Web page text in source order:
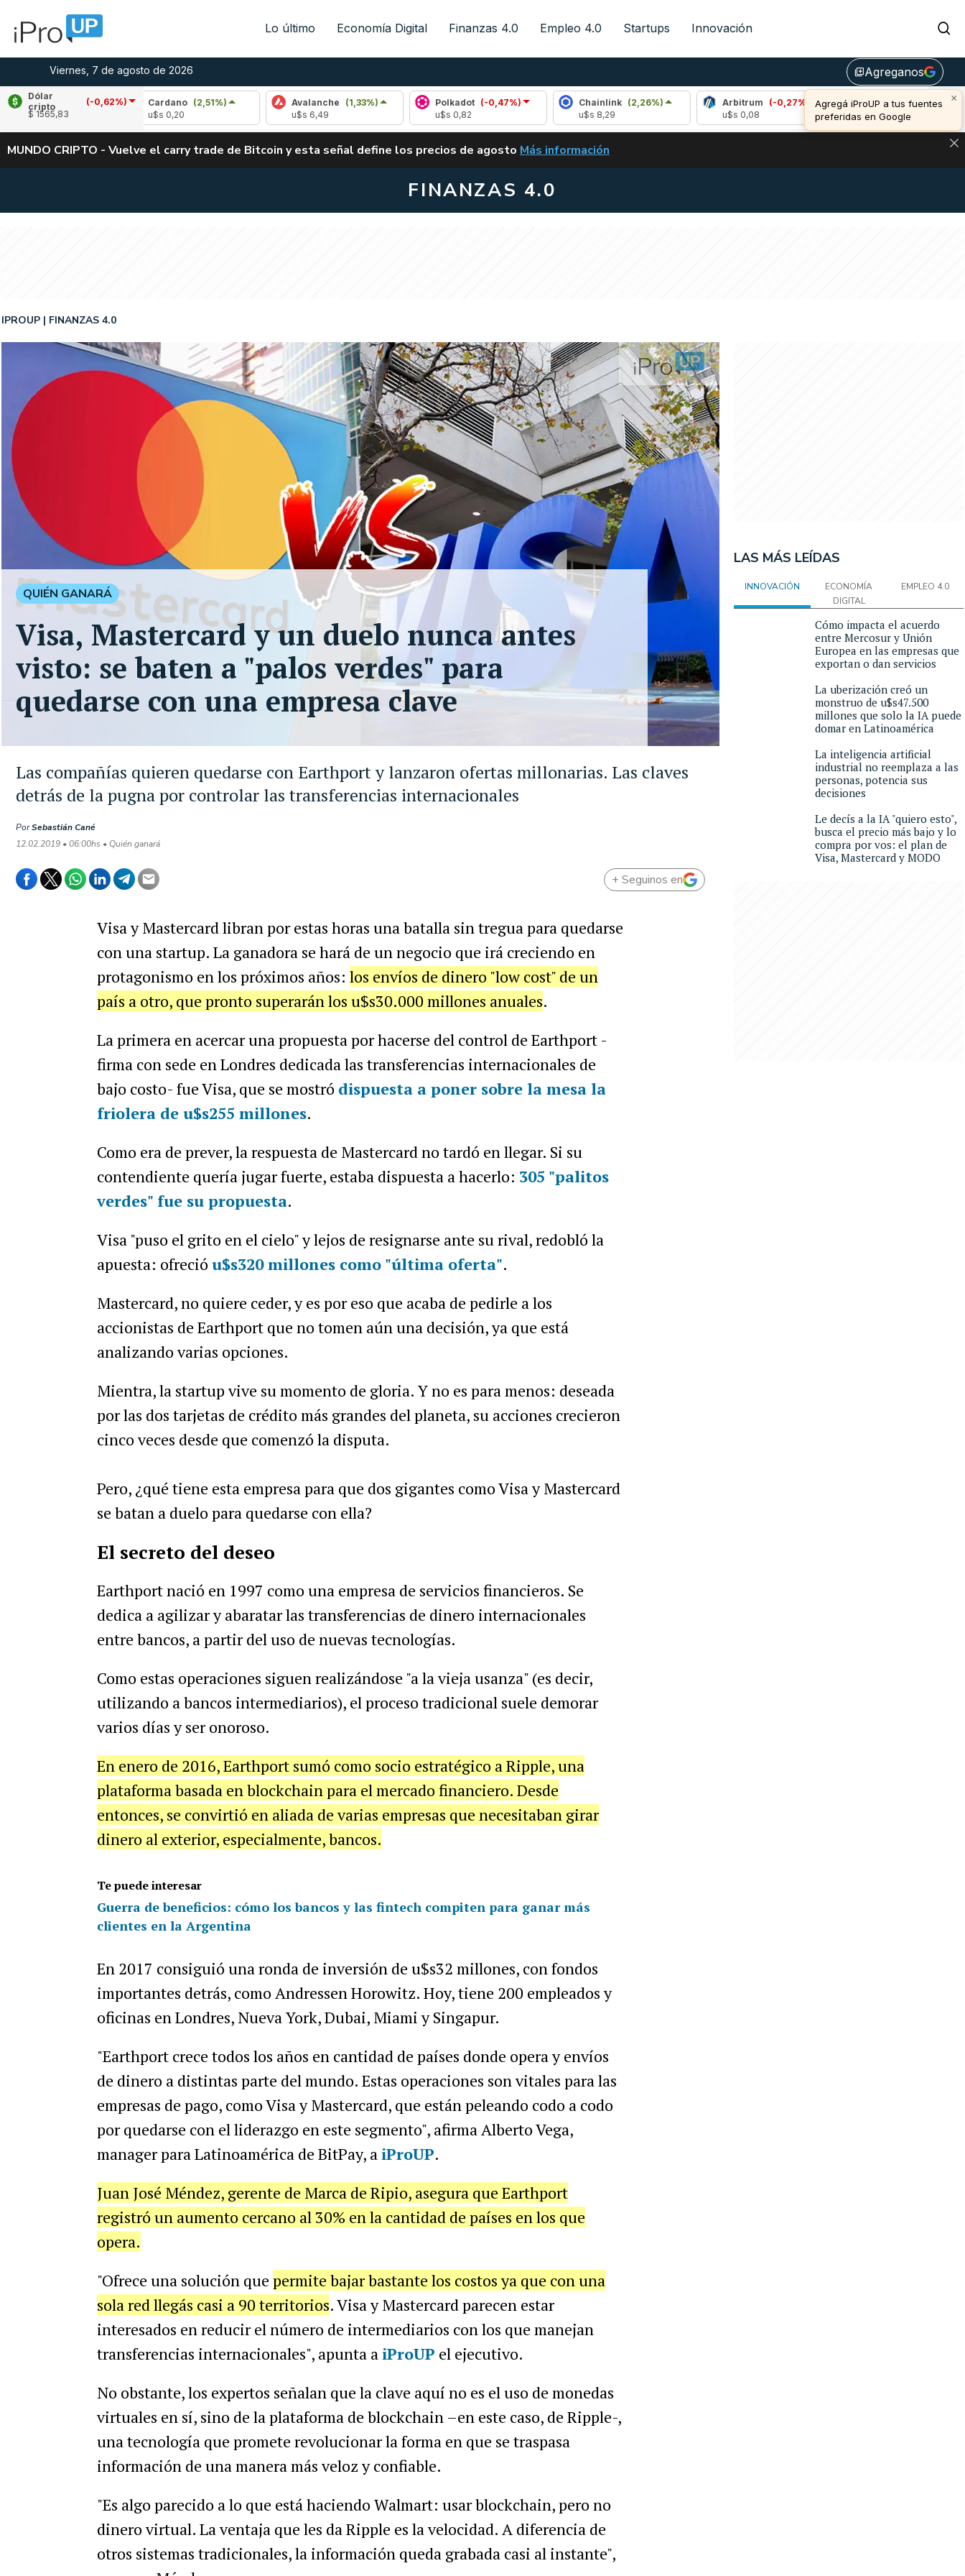
Lo último Economía Digital Finanzas 4.0 Empleo 4.0 Startups Innovación
Viernes, 7 de agosto de 2026 library_addAgreganos
×
Agregá iProUP a tus fuentes
preferidas en Google
Dólar
cripto
(-0,62%)
$ 1565,83
0,85%) Cardano
(2,51%)
Avalanche (1,33%)
Polkadot
(-0,47%)
Chainlink
(2,26%)
Arbitrum
(-0,27%)
Bitcoin (0,96%)
u$s 65.003,00
ALERTA
MUNDO CRIPTO - Vuelve el carry trade de Bitcoin y esta señal define los precios de agosto VUELVE EL CARRY TRADE DE BITCOIN Y ESTA SEÑAL DEFINE LOS PRECIOS DE
Más información
FINANZAS 4.0
Las compañías quieren quedarse con Earthport y lanzaron ofertas millonarias. Las claves
detrás de la pugna por controlar las transferencias internacionales
IPROUP FINANZAS 4.0
PorSebastián Cané
12.02.2019 • 06:00hs • Quién ganará
QUIÉN GANARÁ
Visa, Mastercard y un duelo nunca antes
visto: se baten a "palos verdes" para
quedarse con una empresa clave
+ Seguinos en
Visa y Mastercard libran por estas horas una batalla sin tregua para quedarse
con una startup. La ganadora se hará de un negocio que irá creciendo en
protagonismo en los próximos años: los envíos de dinero "low cost" de un
país a otro, que pronto superarán los u$s30.000 millones anuales.
La primera en acercar una propuesta por hacerse del control de Earthport -
firma con sede en Londres dedicada las transferencias internacionales de
bajo costo- fue Visa, que se mostró dispuesta a poner sobre la mesa la
friolera de u$s255 millones.
Como era de prever, la respuesta de Mastercard no tardó en llegar. Si su
contendiente quería jugar fuerte, estaba dispuesta a hacerlo: 305 "palitos
verdes" fue su propuesta.
Visa "puso el grito en el cielo" y lejos de resignarse ante su rival, redobló la
apuesta: ofreció u$s320 millones como "última oferta".
Mastercard, no quiere ceder, y es por eso que acaba de pedirle a los
accionistas de Earthport que no tomen aún una decisión, ya que está
analizando varias opciones.
Mientra, la startup vive su momento de gloria. Y no es para menos: deseada
por las dos tarjetas de crédito más grandes del planeta, su acciones crecieron
cinco veces desde que comenzó la disputa.
Pero, ¿qué tiene esta empresa para que dos gigantes como Visa y Mastercard
se batan a duelo para quedarse con ella?
El secreto del deseo
Earthport nació en 1997 como una empresa de servicios financieros. Se
dedica a agilizar y abaratar las transferencias de dinero internacionales
entre bancos, a partir del uso de nuevas tecnologías.
Como estas operaciones siguen realizándose "a la vieja usanza" (es decir,
utilizando a bancos intermediarios), el proceso tradicional suele demorar
varios días y ser onoroso.
En enero de 2016, Earthport sumó como socio estratégico a Ripple, una
plataforma basada en blockchain para el mercado financiero. Desde
entonces, se convirtió en aliada de varias empresas que necesitaban girar
dinero al exterior, especialmente, bancos.
Te puede interesar
Guerra de beneficios: cómo los bancos y las fintech compiten para ganar más
clientes en la Argentina
En 2017 consiguió una ronda de inversión de u$s32 millones, con fondos
importantes detrás, como Andressen Horowitz. Hoy, tiene 200 empleados y
oficinas en Londres, Nueva York, Dubai, Miami y Singapur.
"Earthport crece todos los años en cantidad de países donde opera y envíos
de dinero a distintas parte del mundo. Estas operaciones son vitales para las
empresas de pago, como Visa y Mastercard, que están peleando codo a codo
por quedarse con el liderazgo en este segmento", afirma Alberto Vega,
manager para Latinoamérica de BitPay, a iProUP.
Juan José Méndez, gerente de Marca de Ripio, asegura que Earthport
registró un aumento cercano al 30% en la cantidad de países en los que
opera.
"Ofrece una solución que permite bajar bastante los costos ya que con una
sola red llegás casi a 90 territorios. Visa y Mastercard parecen estar
interesados en reducir el número de intermediarios con los que manejan
transferencias internacionales", apunta a iProUP el ejecutivo.
No obstante, los expertos señalan que la clave aquí no es el uso de monedas
virtuales en sí, sino de la plataforma de blockchain –en este caso, de Ripple-,
una tecnología que promete revolucionar la forma en que se traspasa
información de una manera más veloz y confiable.
"Es algo parecido a lo que está haciendo Walmart: usar blockchain, pero no
dinero virtual. La ventaja que les da Ripple es la velocidad. A diferencia de
otros sistemas tradicionales, la información queda grabada casi al instante",
LAS MÁS LEÍDAS
INNOVACIÓN
ECONOMÍA
DIGITAL
EMPLEO 4.0
Cómo impacta el acuerdo
entre Mercosur y Unión
Europea en las empresas que
exportan o dan servicios
La uberización creó un
monstruo de u$s47.500
millones que solo la IA puede
domar en Latinoamérica
La inteligencia artificial
industrial no reemplaza a las
personas, potencia sus
decisiones
Le decís a la IA "quiero esto",
busca el precio más bajo y lo
compra por vos: el plan de
Visa, Mastercard y MODO